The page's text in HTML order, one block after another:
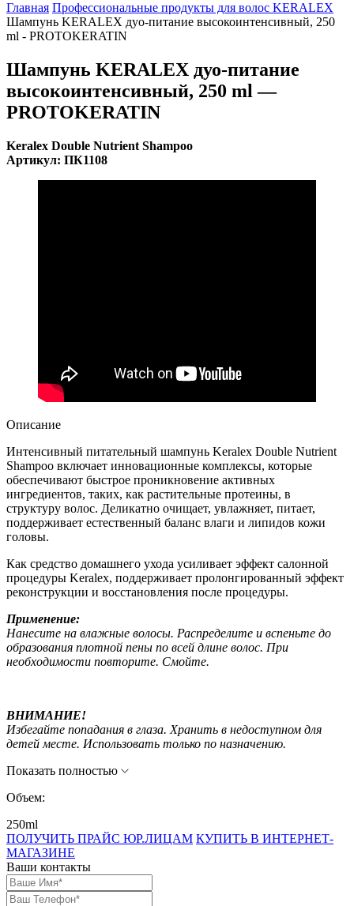
Главная Профессиональные продукты для волос KERALEX
Шампунь KERALEX дуо-питание высокоинтенсивный, 250
ml - PROTOKERATIN
Шампунь KERALEX дуо-питание
высокоинтенсивный, 250 ml —
PROTOKERATIN
Keralex Double Nutrient Shampoo
Артикул: ПК1108
Описание
Интенсивный питательный шампунь Keralex Double Nutrient
Shampoo включает инновационные комплексы, которые
обеспечивают быстрое проникновение активных
ингредиентов, таких, как растительные протеины, в
структуру волос. Деликатно очищает, увлажняет, питает,
поддерживает естественный баланс влаги и липидов кожи
головы.
Как средство домашнего ухода усиливает эффект салонной
процедуры Keralex, поддерживает пролонгированный эффект
реконструкции и восстановления после процедуры.
Применение:
Нанесите на влажные волосы. Распределите и вспеньте до
образования плотной пены по всей длине волос. При
необходимости повторите. Смойте.
ВНИМАНИЕ!
Избегайте попадания в глаза. Хранить в недоступном для
детей месте. Использовать только по назначению.
Показать полностью
Объем:
250ml
ПОЛУЧИТЬ ПРАЙС ЮР.ЛИЦАМ КУПИТЬ В ИНТЕРНЕТ-
МАГАЗИНЕ
Ваши контакты